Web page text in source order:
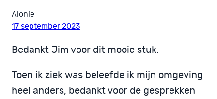
Alonie
17 september 2023
Bedankt Jim voor dit mooie stuk.
Toen ik ziek was beleefde ik mijn omgeving
heel anders, bedankt voor de gesprekken